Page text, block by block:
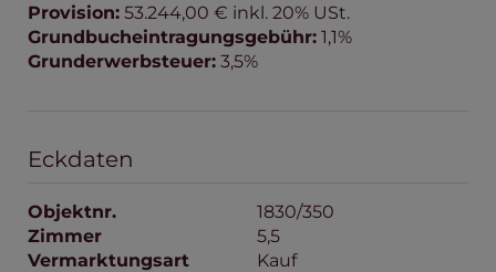
Provision: 53.244,00 € inkl. 20% USt.
Grundbucheintragungsgebühr: 1,1%
Grunderwerbsteuer: 3,5%
Eckdaten
Objektnr.
1830/350
Zimmer
5,5
Vermarktungsart
Kauf